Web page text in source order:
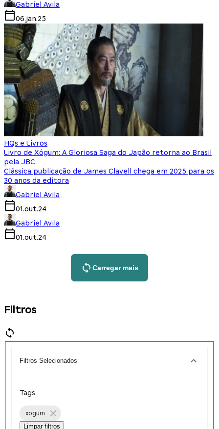
Gabriel Avila
06.jan.25
HQs e Livros
Livro de Xógum: A Gloriosa Saga do Japão retorna ao Brasil
pela JBC
Clássica publicação de James Clavell chega em 2025 para os
30 anos da editora
Gabriel Avila
01.out.24
Gabriel Avila
01.out.24
Carregar mais
Filtros
Filtros Selecionados
Tags
xogum
Limpar filtros